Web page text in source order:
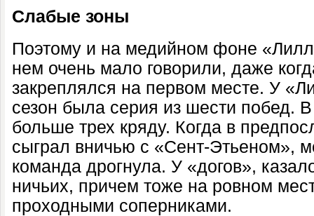
Слабые зоны
Поэтому и на медийном фоне
нем очень мало говорили, даже
закреплялся на первом месте. У
сезон была серия из шести побед.
больше трех кряду. Когда в
сыграл вничью с «Сент-Этьеном»,
команда дрогнула. У «догов»,
ничьих, причем тоже на ровном
проходными соперниками.